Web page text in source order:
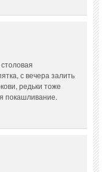
с вечера залить
редьки тоже
покашливание.